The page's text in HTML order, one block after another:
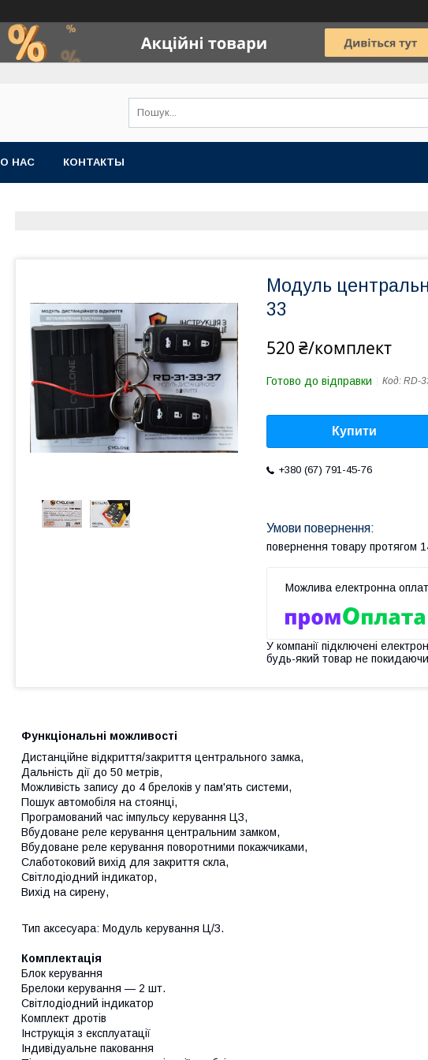
О НАС КОНТАКТЫ
Модуль
33
520 ₴/комплект
Готово до відправки Код: RD-
Купити
+380 (67) 791-45-76
повернення товару протягом
У компанії підключені
будь-який товар не
Функціональні можливості
Дистанційне відкриття/закриття центрального замка,
Дальність дії до 50 метрів,
Можливість запису до 4 брелоків у пам'ять системи,
Пошук автомобіля на стоянці,
Програмований час імпульсу керування ЦЗ,
Вбудоване реле керування центральним замком,
Вбудоване реле керування поворотними покажчиками,
Слаботоковий вихід для закриття скла,
Світлодіодний індикатор,
Вихід на сирену,
Тип аксесуара: Модуль керування Ц/З.
Комплектація
Блок керування
Брелоки керування — 2 шт.
Світлодіодний індикатор
Комплект дротів
Інструкція з експлуатації
Індивідуальне паковання